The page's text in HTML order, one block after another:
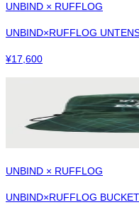
UNBIND × RUFFLOG
UNBIND×RUFFLOG
¥17,600
UNBIND × RUFFLOG
UNBIND×RUFFLOG